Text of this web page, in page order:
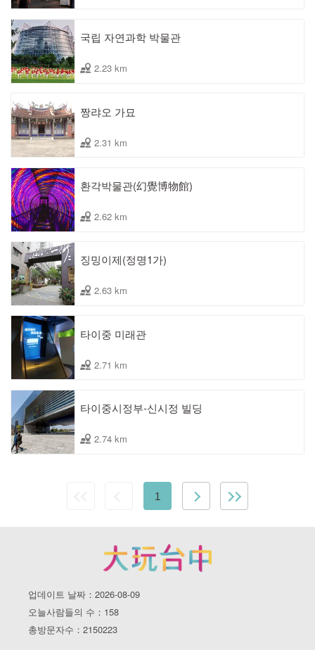
국립 자연과학 박물관
2.23 km
짱랴오 가묘
2.31 km
환각박물관(幻覺博物館)
2.62 km
징밍이제(정명1가)
2.63 km
타이중 미래관
2.71 km
타이중시정부-신시정 빌딩
2.74 km
1
업데이트 날짜：2026-08-09
오늘사람들의 수：158
총방문자수：2150223